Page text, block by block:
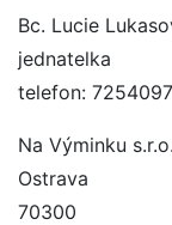
Bc. Lucie
jednatelka
telefon:
Na Výminku s.r.o.
Ostrava
70300